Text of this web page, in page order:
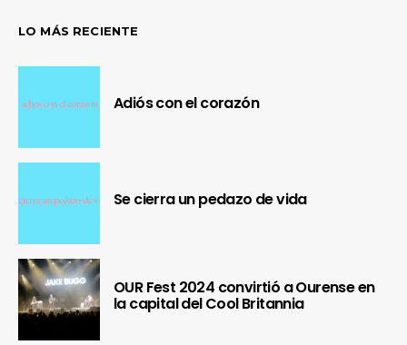
LO MÁS RECIENTE
Adiós con el corazón
Se cierra un pedazo de vida
OUR Fest 2024 convirtió a Ourense en
la capital del Cool Britannia